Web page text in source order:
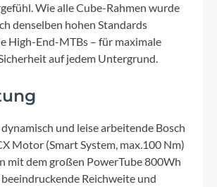
Wie alle Cube-Rahmen wurde
denselben hohen Standards
High-End-MTBs – für maximale
auf jedem Untergrund.
und leise arbeitende Bosch
Motor (Smart System, max.100 Nm)
mit dem großen PowerTube 800Wh
Reichweite und